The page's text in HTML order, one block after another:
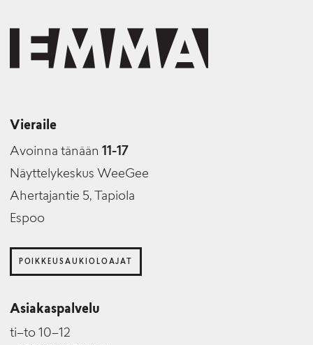
Vieraile
Avoinna tänään 11-17
Näyttelykeskus WeeGee
Ahertajantie 5, Tapiola
Espoo
POIKKEUSAUKIOLOAJAT
Asiakaspalvelu
ti–to 10–12